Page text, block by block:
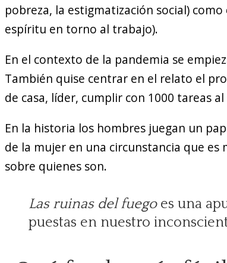
pobreza, la estigmatización social)
espíritu en torno al trabajo).
En el contexto de la pandemia se
También quise centrar en el relato el
de casa, líder, cumplir con 1000 tareas
En la historia los hombres juegan un
de la mujer en una circunstancia que
sobre quienes son.
Las ruinas del fuegoes una
puestas en nuestro